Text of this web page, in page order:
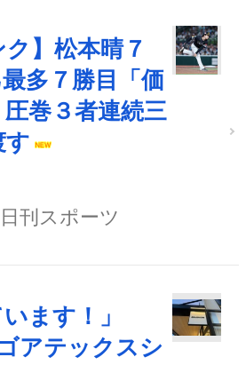
ク】松本晴７
多７勝目「価
巻３者連続三
す
日刊スポーツ
います！」
アテックスシ